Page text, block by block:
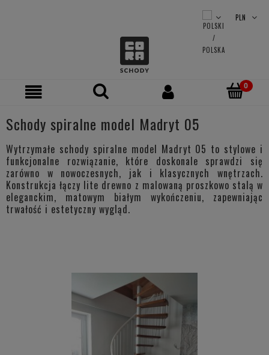
Schody spiralne model Madryt 05
Wytrzymałe schody spiralne model Madryt 05 to stylowe i
funkcjonalne rozwiązanie, które doskonale sprawdzi się
zarówno w nowoczesnych, jak i klasycznych wnętrzach.
Konstrukcja łączy lite drewno z malowaną proszkowo stalą w
eleganckim, matowym białym wykończeniu, zapewniając
trwałość i estetyczny wygląd.